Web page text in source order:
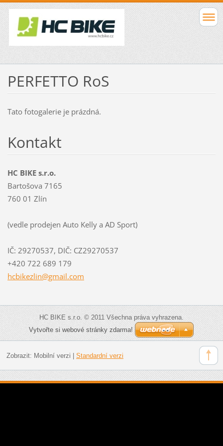
PERFETTO RoS
Tato fotogalerie je prázdná.
Kontakt
HC BIKE s.r.o.
Bartošova 7165
760 01 Zlín
(vedle prodejen Auto Kelly a AD Sport)
IČ: 29270537, DIČ: CZ29270537
+420 722 689 179
hcbikezlin@gmail.com
HC BIKE s.r.o. © 2011 Všechna práva vyhrazena.
Vytvořte si webové stránky zdarma!
Zobrazit: Mobilní verzi Standardní verzi